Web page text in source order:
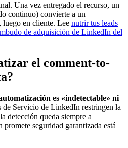
Una vez entregado el recurso, un
continuo) convierte a un
luego en cliente. Lee nutrir tus leads
de adquisición de LinkedIn del
el comment-to-
es «indetectable» ni
de Servicio de LinkedIn restringen la
detección queda siempre a
seguridad garantizada está